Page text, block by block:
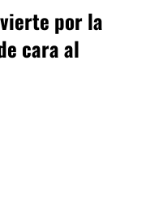
por la
cara al